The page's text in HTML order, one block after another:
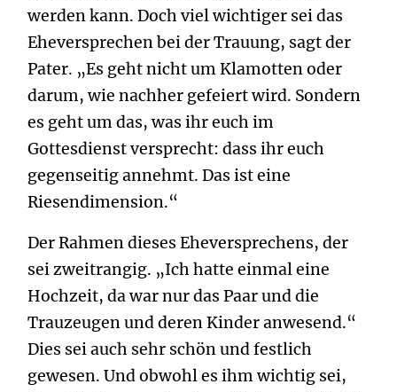
werden kann. Doch viel wichtiger sei das
Eheversprechen bei der Trauung, sagt der
Pater. „Es geht nicht um Klamotten oder
darum, wie nachher gefeiert wird. Sondern
es geht um das, was ihr euch im
Gottesdienst versprecht: dass ihr euch
gegenseitig annehmt. Das ist eine
Riesendimension.“
Der Rahmen dieses Eheversprechens, der
sei zweitrangig. „Ich hatte einmal eine
Hochzeit, da war nur das Paar und die
Trauzeugen und deren Kinder anwesend.“
Dies sei auch sehr schön und festlich
gewesen. Und obwohl es ihm wichtig sei,